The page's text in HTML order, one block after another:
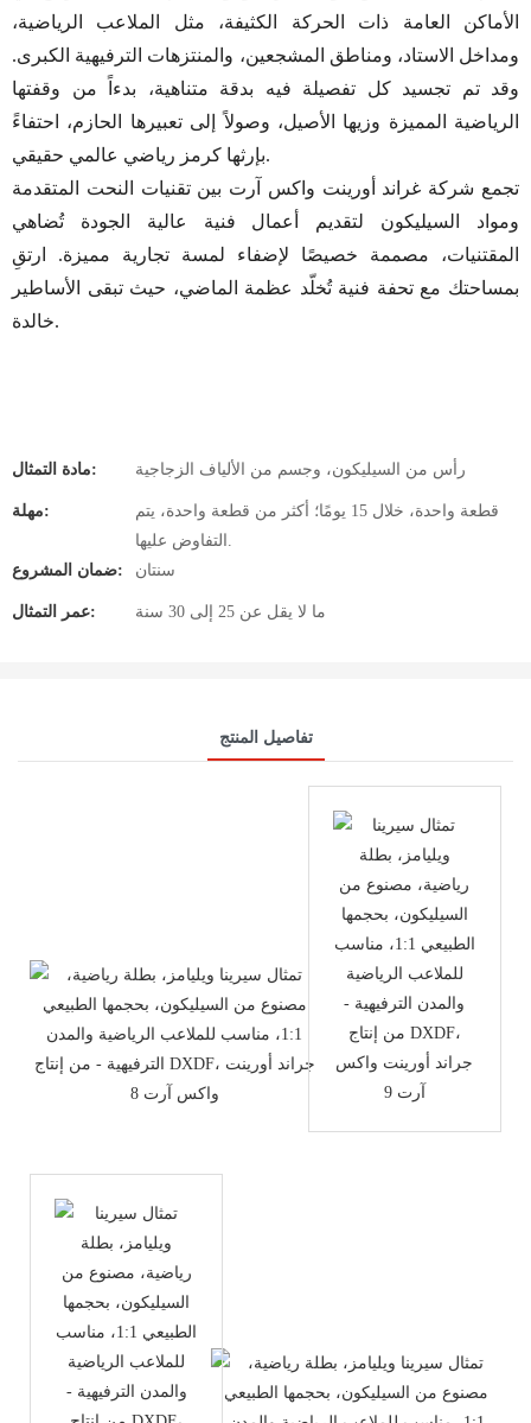
الأماكن العامة ذات الحركة الكثيفة، مثل الملاعب الرياضية،
ومداخل الاستاد، ومناطق المشجعين، والمنتزهات الترفيهية الكبرى.
وقد تم تجسيد كل تفصيلة فيه بدقة متناهية، بدءاً من وقفتها
الرياضية المميزة وزيها الأصيل، وصولاً إلى تعبيرها الحازم، احتفاءً
بإرثها كرمز رياضي عالمي حقيقي.
تجمع شركة غراند أورينت واكس آرت بين تقنيات النحت المتقدمة
ومواد السيليكون لتقديم أعمال فنية عالية الجودة تُضاهي
المقتنيات، مصممة خصيصًا لإضفاء لمسة تجارية مميزة. ارتقِ
بمساحتك مع تحفة فنية تُخلّد عظمة الماضي، حيث تبقى الأساطير
خالدة.
مادة التمثال: رأس من السيليكون، وجسم من الألياف الزجاجية
مهلة:
قطعة واحدة، خلال 15 يومًا؛ أكثر من قطعة واحدة، يتم
التفاوض عليها.
ضمان المشروع:
سنتان
عمر التمثال: ما لا يقل عن 25 إلى 30 سنة
تفاصيل المنتج